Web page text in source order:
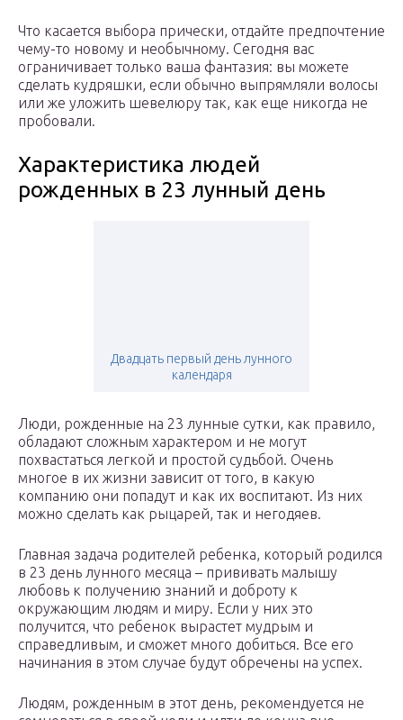
Что касается выбора прически, отдайте предпочтение
чему-то новому и необычному. Сегодня вас
ограничивает только ваша фантазия: вы можете
сделать кудряшки, если обычно выпрямляли волосы
или же уложить шевелюру так, как еще никогда не
пробовали.
Характеристика людей
рожденных в 23 лунный день
Двадцать первый день лунного
календаря
Люди, рожденные на 23 лунные сутки, как правило,
обладают сложным характером и не могут
похвастаться легкой и простой судьбой. Очень
многое в их жизни зависит от того, в какую
компанию они попадут и как их воспитают. Из них
можно сделать как рыцарей, так и негодяев.
Главная задача родителей ребенка, который родился
в 23 день лунного месяца – прививать малышу
любовь к получению знаний и доброту к
окружающим людям и миру. Если у них это
получится, что ребенок вырастет мудрым и
справедливым, и сможет много добиться. Все его
начинания в этом случае будут обречены на успех.
Людям, рожденным в этот день, рекомендуется не